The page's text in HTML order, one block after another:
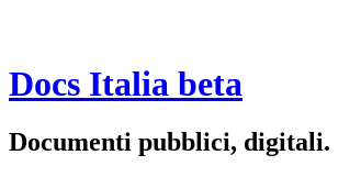
Docs Italia beta
Documenti pubblici, digitali.